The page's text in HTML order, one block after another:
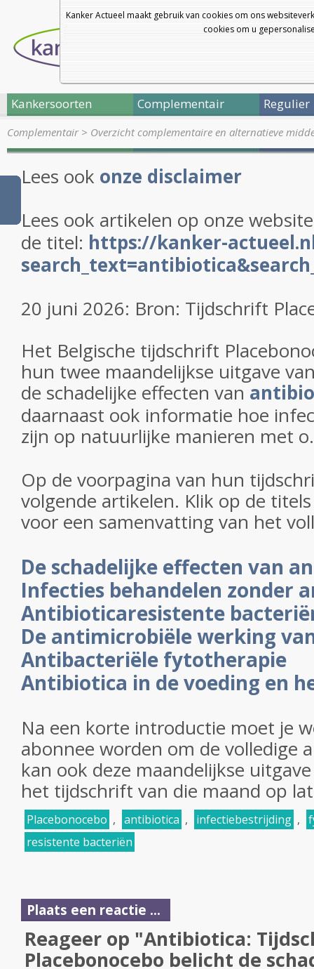
Kanker Actueel maakt gebruik van cookies om ons
cookies om u
Kankersoorten Complementair Regulier
Complementair> Overzicht complementaire en alternatieve
Lees ook onze disclaimer
Lees ook artikelen op onze
de titel: https://kanker-
20 juni 2026: Bron: Tijdschrift
Het Belgische tijdschrift
hun twee maandelijkse uitgave
de schadelijke effecten van
daarnaast ook informatie hoe
zijn op natuurlijke manieren met
Op de voorpagina van hun
volgende artikelen. Klik op de
voor een samenvatting van het
De schadelijke effecten van
Infecties behandelen zonder
Antibioticaresistente
De antimicrobiële werking
Antibacteriële fytotherapie
Antibiotica in de voeding en
Na een korte introductie moet je
abonnee worden om de volledige
kan ook deze maandelijkse
het tijdschrift van die maand op
Placebonocebo , antibiotica , infectiebestrijding ,
resistente bacteriën
Plaats een reactie ...
Reageer op "Antibiotica:
Placebonocebo belicht de